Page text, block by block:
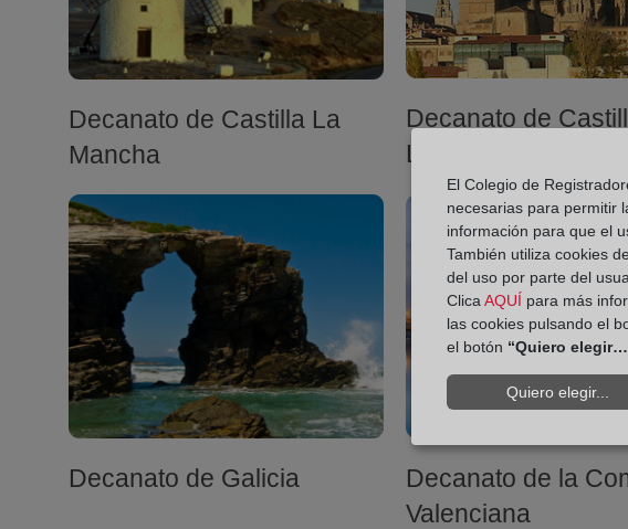
Decanato de Castilla La
Mancha
Decanato de
León
Decanato de Galicia
Decanato de la
Valenciana
El Colegio de
necesarias para permitir
información para que el
También utiliza cookies
del uso por parte del
ClicaAQUÍ para más
las cookies pulsando el
el botón “Quiero
Quiero elegir...